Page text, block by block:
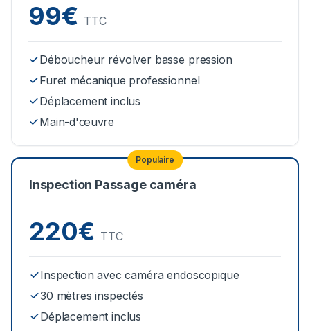
99€ TTC
Déboucheur révolver basse pression
Furet mécanique professionnel
Déplacement inclus
Main-d'œuvre
Populaire
Inspection Passage caméra
220€ TTC
Inspection avec caméra endoscopique
30 mètres inspectés
Déplacement inclus